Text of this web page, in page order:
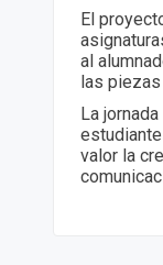
El
al
las
La
valor la